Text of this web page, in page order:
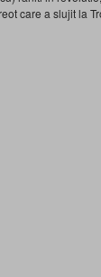
care a slujit la